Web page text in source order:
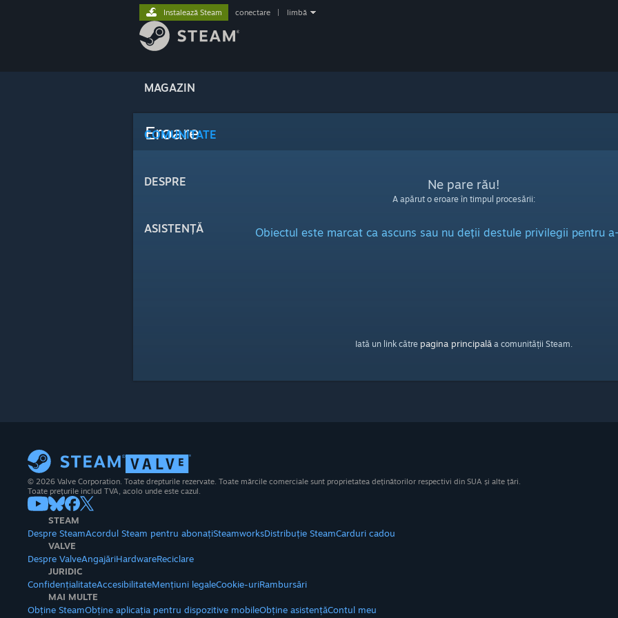
MAGAZIN
COMUNITATE
DESPRE
ASISTENȚĂ
Instalează Steam conectare limbă
Eroare
Ne pare rău!
A apărut o eroare în timpul procesării:
Obiectul este marcat ca ascuns sau nu deții destule privilegii pentru
Iată un link către pagina principalăa comunității Steam.
© 2026 Valve Corporation. Toate drepturile rezervate. Toate mărcile comerciale sunt proprietatea deținătorilor respectivi din SUA și alte țări.
Toate prețurile includ TVA, acolo unde este cazul.
STEAM
Despre SteamAcordul Steam pentru abonațiSteamworksDistribuție SteamCarduri cadou
VALVE
Despre ValveAngajăriHardwareReciclare
JURIDIC
ConfidențialitateAccesibilitateMențiuni legaleCookie-uriRambursări
MAI MULTE
Obține SteamObține aplicația pentru dispozitive mobileObține asistențăContul meu